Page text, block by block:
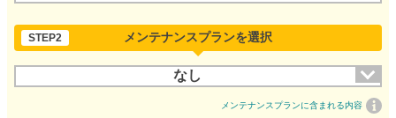
STEP2 メンテナンスプランを選択
なし
メンテナンスプランに含まれる内容